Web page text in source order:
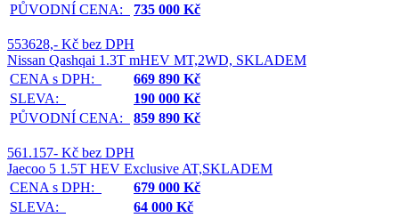
PŮVODNÍ CENA:
735 000 Kč
553628,- Kč bez DPH
Nissan Qashqai 1.3T mHEV MT,2WD, SKLADEM
CENA s DPH:
669 890 Kč
SLEVA:
190 000 Kč
PŮVODNÍ CENA:
859 890 Kč
561.157- Kč bez DPH
Jaecoo 5 1.5T HEV Exclusive AT,SKLADEM
CENA s DPH:
679 000 Kč
SLEVA:
64 000 Kč